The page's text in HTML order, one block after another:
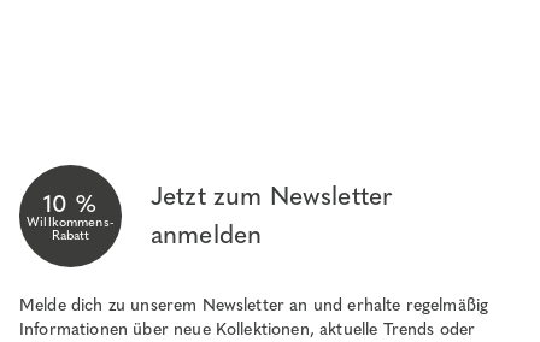
10 %
Willkommens-
Rabatt
Jetzt zum Newsletter
anmelden
Melde dich zu unserem Newsletter an und erhalte regelmäßig
Informationen über neue Kollektionen, aktuelle Trends oder